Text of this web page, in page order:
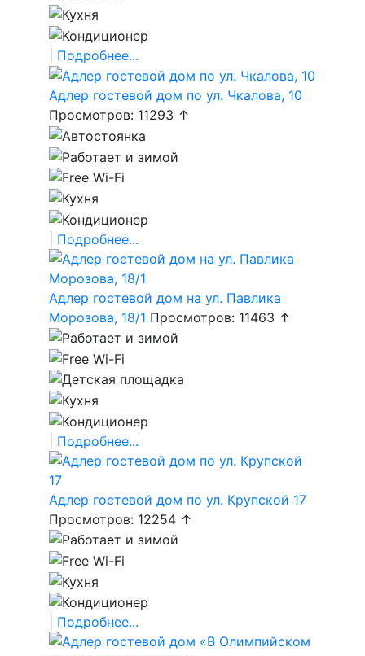
Подробнее...
Адлер гостевой дом по ул. Чкалова, 10
Просмотров: 11293 ↑
Подробнее...
Адлер гостевой дом на ул. Павлика
Морозова, 18/1 Просмотров: 11463 ↑
Подробнее...
Адлер гостевой дом по ул. Крупской 17
Просмотров: 12254 ↑
Подробнее...